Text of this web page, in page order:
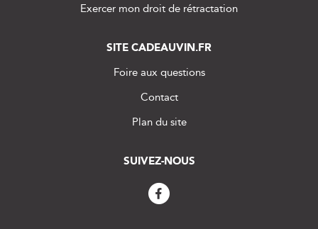
Exercer mon droit de rétractation
SITE CADEAUVIN.FR
Foire aux questions
Contact
Plan du site
SUIVEZ-NOUS